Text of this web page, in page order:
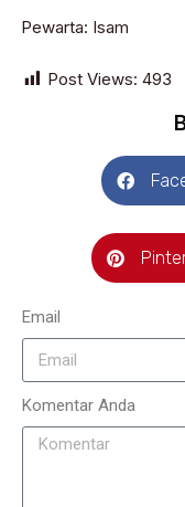
Pewarta: Isam
Post Views: 493
Email
Komentar Anda